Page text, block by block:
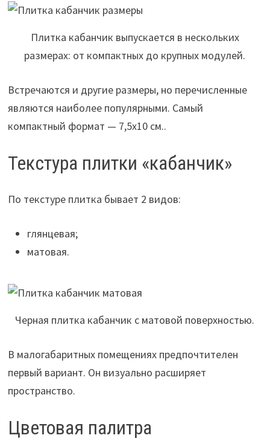
Плитка кабанчик выпускается в нескольких
размерах: от компактных до крупных модулей.
Встречаются и другие размеры, но перечисленные
являются наиболее популярными. Самый
компактный формат — 7,5х10 см..
Текстура плитки «кабанчик»
По текстуре плитка бывает 2 видов:
глянцевая;
матовая.
Черная плитка кабанчик с матовой поверхностью.
В малогабаритных помещениях предпочтителен
первый вариант. Он визуально расширяет
пространство.
Цветовая палитра